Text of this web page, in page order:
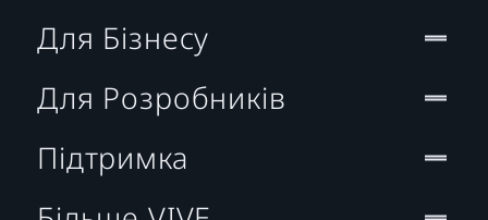
Для Бізнесу
Для Розробників
Підтримка